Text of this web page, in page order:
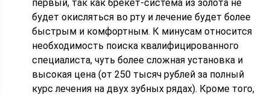
первый, так как брекет-система из золота не
будет окисляться во рту и лечение будет более
быстрым и комфортным. К минусам относится
необходимость поиска квалифицированного
специалиста, чуть более сложная установка и
высокая цена (от 250 тысяч рублей за полный
курс лечения на двух зубных рядах). Кроме того,